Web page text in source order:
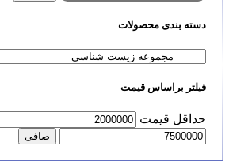
دسته بندی محصولات
فیلتر براساس قیمت
حداقل قیمت
صافی